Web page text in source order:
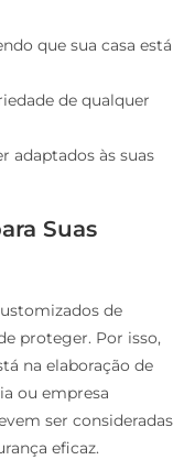
que sua casa está
de qualquer
adaptados às suas
Suas
de
proteger. Por isso,
na elaboração de
ou empresa
ser consideradas
eficaz.